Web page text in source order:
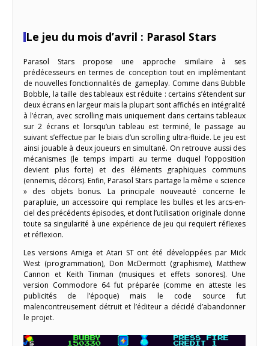
Le jeu du mois d’avril : Parasol Stars
Parasol Stars propose une approche similaire à ses
prédécesseurs en termes de conception tout en implémentant
de nouvelles fonctionnalités de gameplay. Comme dans Bubble
Bobble, la taille des tableaux est réduite : certains s’étendent sur
deux écrans en largeur mais la plupart sont affichés en intégralité
à l’écran, avec scrolling mais uniquement dans certains tableaux
sur 2 écrans et lorsqu’un tableau est terminé, le passage au
suivant s’effectue par le biais d’un scrolling ultra-fluide. Le jeu est
ainsi jouable à deux joueurs en simultané. On retrouve aussi des
mécanismes (le temps imparti au terme duquel l’opposition
devient plus forte) et des éléments graphiques communs
(ennemis, décors). Enfin, Parasol Stars partage la même « science
» des objets bonus. La principale nouveauté concerne le
parapluie, un accessoire qui remplace les bulles et les arcs-en-
ciel des précédents épisodes, et dont l’utilisation originale donne
toute sa singularité à une expérience de jeu qui requiert réflexes
et réflexion.
Les versions Amiga et Atari ST ont été développées par Mick
West (programmation), Don McDermott (graphisme), Matthew
Cannon et Keith Tinman (musiques et effets sonores). Une
version Commodore 64 fut préparée (comme en atteste les
publicités de l’époque) mais le code source fut
malencontreusement détruit et l’éditeur a décidé d’abandonner
le projet.